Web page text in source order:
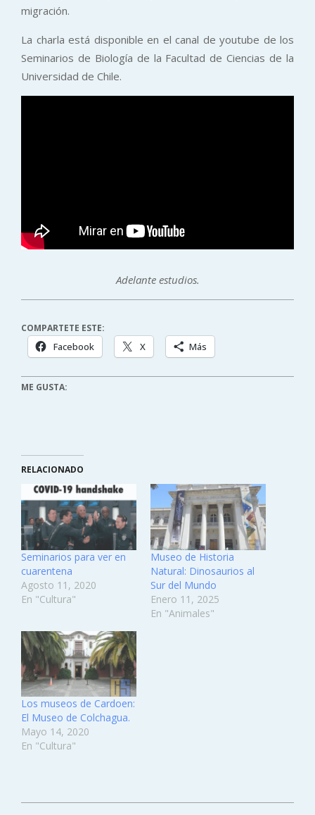
migración.
La charla está disponible en el canal de youtube de los
Seminarios de Biología de la Facultad de Ciencias de la
Universidad de Chile.
Adelante estudios.
COMPARTETE ESTE:
Facebook X Más
ME GUSTA:
RELACIONADO
Seminarios para ver en
cuarentena
Agosto 11, 2020
En "Cultura"
Museo de Historia
Natural: Dinosaurios al
Sur del Mundo
Enero 11, 2025
En "Animales"
Los museos de Cardoen:
El Museo de Colchagua.
Mayo 14, 2020
En "Cultura"